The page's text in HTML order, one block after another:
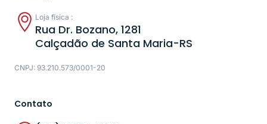
Loja física :
Rua Dr. Bozano, 1281
Calçadão de Santa Maria-RS
CNPJ: 93.210.573/0001-20
Contato